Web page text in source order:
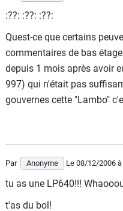
:??: :??: :??:
Quest-ce que certains
commentaires de bas
depuis 1 mois après avoir
997) qui n'était pas
gouvernes cette "Lambo"
Par Anonyme Le 08/12/2006
tu as une LP640!!!
t'as du bol!